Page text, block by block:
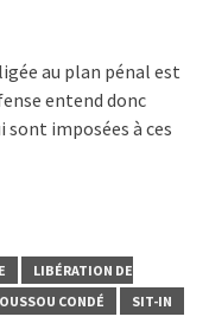
au plan pénal est
entend donc
imposées à ces
LIBÉRATION DE
CONDÉ
SIT-IN